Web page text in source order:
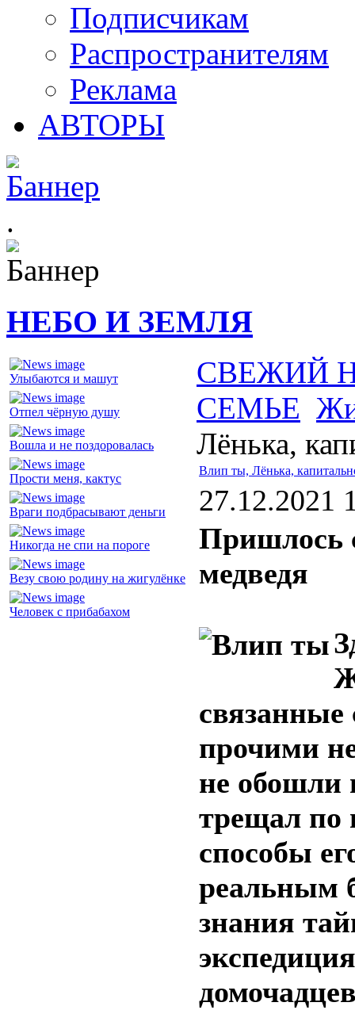
Подписчикам
Распространителям
Реклама
АВТОРЫ
.
НЕБО И ЗЕМЛЯ
Улыбаются и машут
Отпел чёрную душу
Вошла и не поздоровалась
Прости меня, кактус
Враги подбрасывают деньги
Никогда не спи на пороге
Везу свою родину на жигулёнке
Человек с прибабахом
СВЕЖИЙ
СЕМЬЕ
Лёнька,
Влип ты, Лёнька,
27.12.2021
Пришлось
медведя
связанные
прочими
не
трещал по
способы
реальным
знания